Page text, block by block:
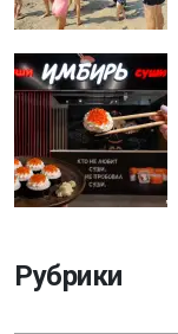
Рубрики